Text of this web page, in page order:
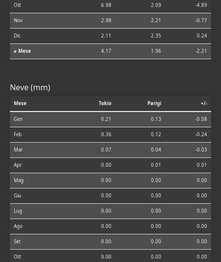
Ott 6.98 2.09 -4.89
Nov 2.98 2.21 -0.77
Dic 2.11 2.35 0.24
⌀ Mese 4.17 1.96 -2.21
Neve (mm)
Mese Tokio Parigi +/-
Gen 0.21 0.13 -0.08
Feb 0.36 0.12 -0.24
Mar 0.07 0.04 -0.03
Apr 0.00 0.01 0.01
Mag 0.00 0.00 0.00
Giu 0.00 0.00 0.00
Lug 0.00 0.00 0.00
Ago 0.00 0.00 0.00
Set 0.00 0.00 0.00
Ott 0.00 0.00 0.00